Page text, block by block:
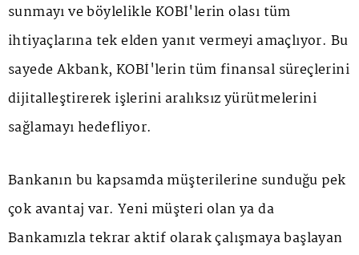
sunmayı ve böylelikle KOBİ'lerin olası tüm
ihtiyaçlarına tek elden yanıt vermeyi amaçlıyor. Bu
sayede Akbank, KOBİ'lerin tüm finansal süreçlerini
dijitalleştirerek işlerini aralıksız yürütmelerini
sağlamayı hedefliyor.
Bankanın bu kapsamda müşterilerine sunduğu pek
çok avantaj var. Yeni müşteri olan ya da
Bankamızla tekrar aktif olarak çalışmaya başlayan